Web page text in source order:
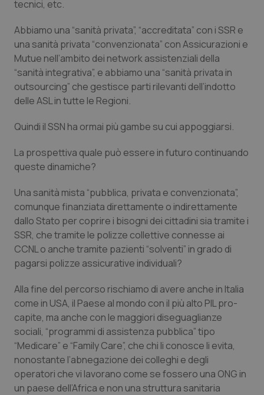
tecnici, etc.
Abbiamo una “sanità privata”, “accreditata” con i SSR e
una sanità privata “convenzionata” con Assicurazioni e
Mutue nell’ambito dei network assistenziali della
“sanità integrativa”, e abbiamo una “sanità privata in
outsourcing” che gestisce parti rilevanti dell’indotto
delle ASL in tutte le Regioni.
Quindi il SSN ha ormai più gambe su cui appoggiarsi.
La prospettiva quale può essere in futuro continuando
queste dinamiche?
Una sanità mista “pubblica, privata e convenzionata”,
comunque finanziata direttamente o indirettamente
dallo Stato per coprire i bisogni dei cittadini sia tramite i
SSR, che tramite le polizze collettive connesse ai
CCNL o anche tramite pazienti “solventi” in grado di
pagarsi polizze assicurative individuali?
Alla fine del percorso rischiamo di avere anche in Italia
come in USA, il Paese al mondo con il più alto PIL pro-
capite, ma anche con le maggiori diseguaglianze
sociali, “programmi di assistenza pubblica” tipo
“Medicare” e “Family Care”, che chi li conosce li evita,
nonostante l’abnegazione dei colleghi e degli
operatori che vi lavorano come se fossero una ONG in
un paese dell’Africa e non una struttura sanitaria